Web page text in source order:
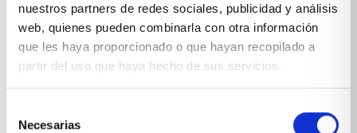
nuestros partners de redes sociales, publicidad y análisis
web, quienes pueden combinarla con otra información
que les haya proporcionado o que hayan recopilado a
partir del uso que haya hecho de sus servicios.
Necesarias
Blog
Reseñas Google
SOLICITA UNA CITA